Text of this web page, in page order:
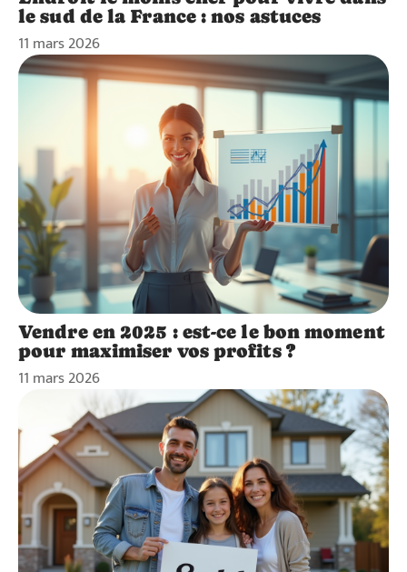
le sud de la France : nos astuces
11 mars 2026
Vendre en 2025 : est-ce le bon moment
pour maximiser vos profits ?
11 mars 2026